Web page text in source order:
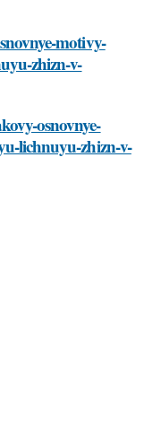
motivy-
zhizn-v-
osnovnye-
lichnuyu-zhizn-v-